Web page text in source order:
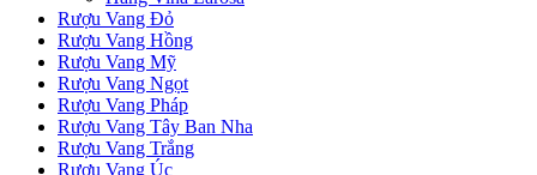
Rượu Vang Đỏ
Rượu Vang Hồng
Rượu Vang Mỹ
Rượu Vang Ngọt
Rượu Vang Pháp
Rượu Vang Tây Ban Nha
Rượu Vang Trắng
Rượu Vang Úc